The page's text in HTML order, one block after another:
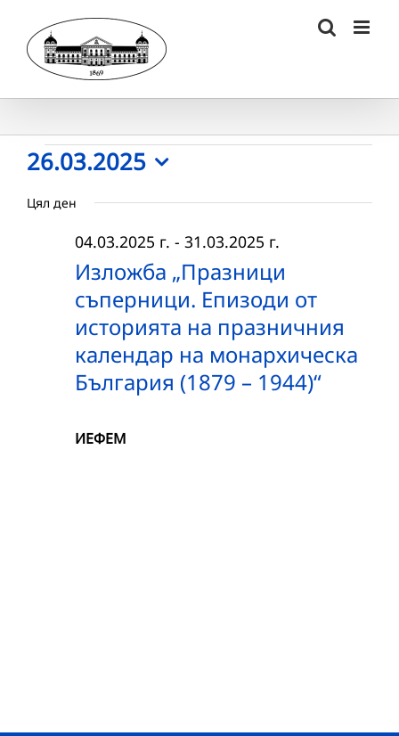
content
Събития
for
26.03.2025
26.03.2025
date.
Цял ден
Изложба „Празници
съперници. Епизоди от
историята на празничния
календар на монархическа
България (1879 – 1944)“
04.03.2025 г. - 31.03.2025 г.
ИЕФЕМ